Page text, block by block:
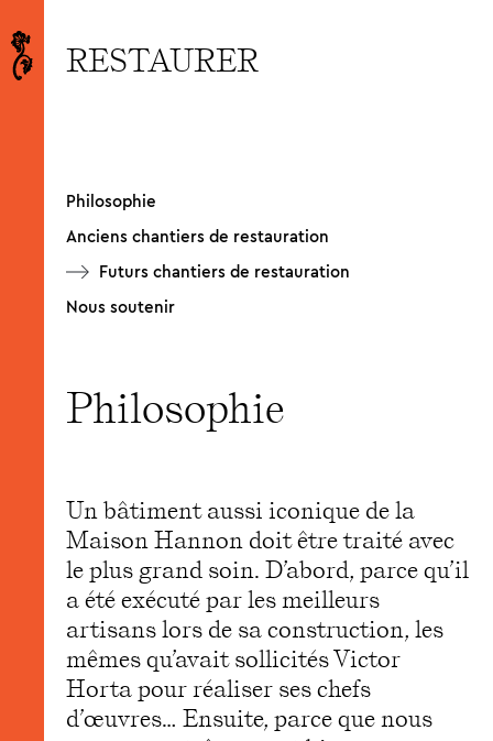
RESTAURER
Philosophie
Anciens chantiers de restauration
Futurs chantiers de restauration
Nous soutenir
Philosophie
Un bâtiment aussi iconique de la
Maison Hannon doit être traité avec
le plus grand soin. D’abord, parce qu’il
a été exécuté par les meilleurs
artisans lors de sa construction, les
mêmes qu’avait sollicités Victor
Horta pour réaliser ses chefs
d’œuvres… Ensuite, parce que nous